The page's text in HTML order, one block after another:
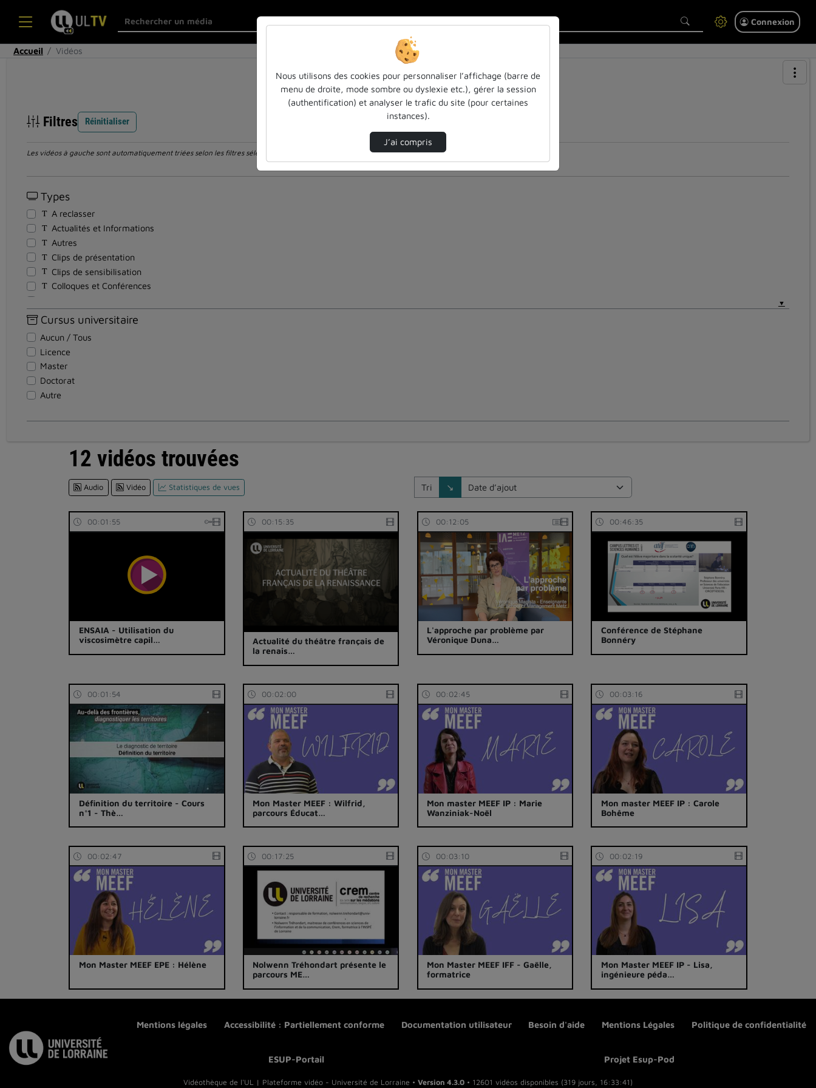
Connexion
Accueil Vidéos
Filtres Réinitialiser
Les vidéos à gauche sont automatiquement triées selon les filtres sélectionnés ci-dessous. Consultez les options pour ajuster les résultats.
Types
A reclasser
Actualités et Informations
Autres
Clips de présentation
Clips de sensibilisation
Colloques et Conférences
Documents pédagogiques
Entretiens
Institutionnel
Magazines
Spectacles et Expositions
Témoignages
Tutoriel
Visites en vidéo
Cursus universitaire
Aucun / Tous
Licence
Master
Doctorat
Autre
12 vidéos trouvées
Audio Vidéo Statistiques de vues Tri ↘
Direction de tri
00:01:55
ENSAIA - Utilisation du
viscosimètre capil…
00:15:35
Actualité du théâtre français de
la renais…
00:12:05
L'approche par problème par
Véronique Duna…
00:46:35
Conférence de Stéphane
Bonnéry
00:01:54
Définition du territoire - Cours
n°1 - Thè…
00:02:00
Mon Master MEEF : Wilfrid,
parcours Éducat…
00:02:45
Mon master MEEF IP : Marie
Wanziniak-Noël
00:03:16
Mon master MEEF IP : Carole
Bohême
00:02:47
Mon Master MEEF EPE : Hélène
00:17:25
Nolwenn Tréhondart présente le
parcours ME…
00:03:10
Mon Master MEEF IFF - Gaëlle,
formatrice
00:02:19
Mon Master MEEF IP - Lisa,
ingénieure péda…
Mentions légales Accessibilité : Partiellement conforme Documentation utilisateur Besoin d'aide Mentions Légales Politique de confidentialité
ESUP-Portail Projet Esup-Pod
Vidéothèque de l'UL | Plateforme vidéo - Université de Lorraine • Version 4.3.0 • 12601 vidéos disponibles (319 jours, 16:33:41)
Nous utilisons des cookies pour personnaliser l’affichage (barre de
menu de droite, mode sombre ou dyslexie etc.), gérer la session
(authentification) et analyser le trafic du site (pour certaines
instances).
J’ai compris